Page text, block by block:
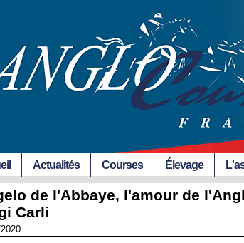
Actualités Courses Élevage
de l'Abbaye, l'amour de
Carli